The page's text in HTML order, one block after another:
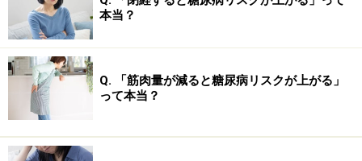
ァイバー（3g）、グリセリン（9g）、糖アルコール
（7g）を"血糖値にわずかしか影響を与えない物"として
全炭水化物から差し引いて、残りの3gをnet carbs（正味
炭水化物）として表示したと説明してあります。
本当？
Q. 「筋肉量が減ると糖尿病リスクが上がる」
って本当？